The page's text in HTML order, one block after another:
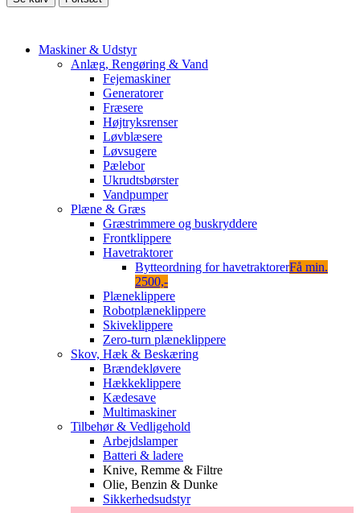
Maskiner & Udstyr
Anlæg, Rengøring & Vand
Fejemaskiner
Generatorer
Fræsere
Højtryksrenser
Løvblæsere
Løvsugere
Pælebor
Ukrudtsbørster
Vandpumper
Plæne & Græs
Græstrimmere og buskryddere
Frontklippere
Havetraktorer
Bytteordning for havetraktorerFå min.
2500,-
Plæneklippere
Robotplæneklippere
Skiveklippere
Zero-turn plæneklippere
Skov, Hæk & Beskæring
Brændekløvere
Hækkeklippere
Kædesave
Multimaskiner
Tilbehør & Vedligehold
Arbejdslamper
Batteri & ladere
Knive, Remme & Filtre
Olie, Benzin & Dunke
Sikkerhedsudstyr